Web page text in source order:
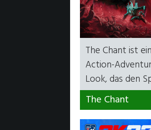
The Chant ist
Action-
Look, das den
The Chant